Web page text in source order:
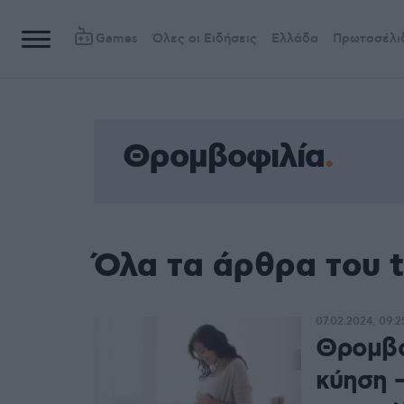
Games Όλες οι Ειδήσεις Ελλάδα
Θρομβοφιλία
Όλα τα άρθρα του
κύηση
07.02.2024,